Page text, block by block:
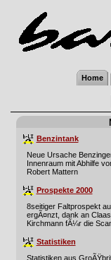
Home
Benzintank
Neue Ursache
Innenraum mit Abhilfe
Robert Mattern
Prospekte 2000
8seitiger Faltprospekt
ergÃ¤nzt, dank an Claas
Kirchmann fÃ¼r die
Statistiken
Statistiken aus